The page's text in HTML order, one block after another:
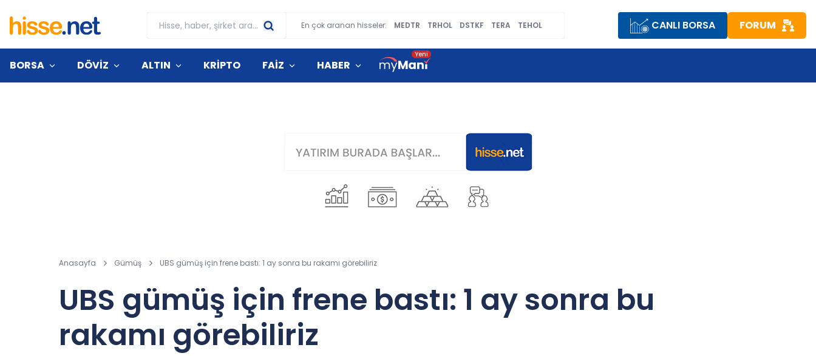
En çok aranan hisseler: MEDTR TRHOL DSTKF TERA TEHOL CANLI BORSA FORUM
BORSA DÖVİZ ALTIN KRİPTO FAİZ HABER
Anasayfa Gümüş UBS gümüş için frene bastı: 1 ay sonra bu rakamı görebiliriz
UBS gümüş için frene bastı: 1 ay sonra bu
rakamı görebiliriz